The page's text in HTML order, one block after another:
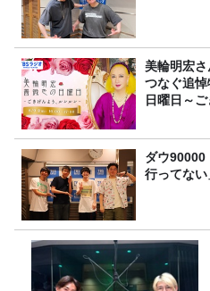
美輪明宏
つなぐ追
日曜日～
ダウ90000
行ってな